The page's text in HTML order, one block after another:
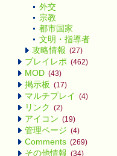
外交
宗教
都市国家
文明・指導者
攻略情報 (27)
プレイレポ (462)
MOD (43)
掲示板 (17)
マルチプレイ (4)
リンク (2)
アイコン (19)
管理ページ (4)
Comments (269)
その他情報 (34)